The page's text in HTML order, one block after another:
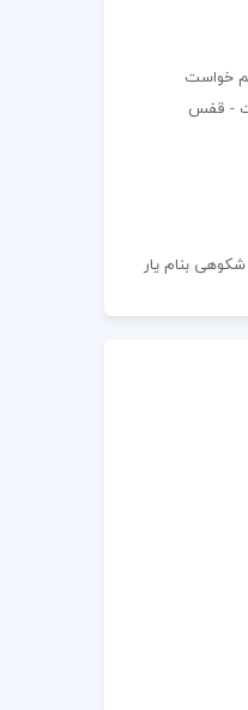
خواست
- قفس
بنام یار